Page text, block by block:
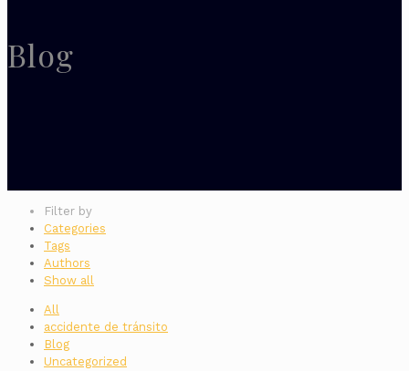
Blog
Filter by
Categories
Tags
Authors
Show all
All
accidente de tránsito
Blog
Uncategorized